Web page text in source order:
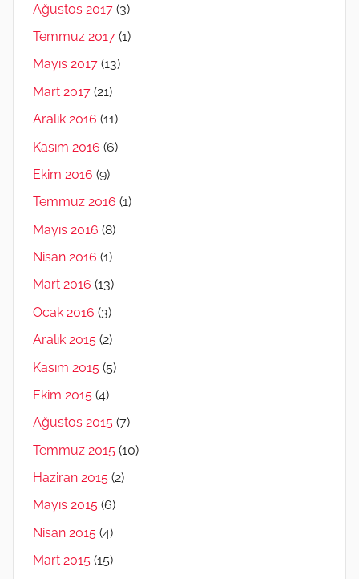
Ağustos 2017 (3)
Temmuz 2017 (1)
Mayıs 2017 (13)
Mart 2017 (21)
Aralık 2016 (11)
Kasım 2016 (6)
Ekim 2016 (9)
Temmuz 2016 (1)
Mayıs 2016 (8)
Nisan 2016 (1)
Mart 2016 (13)
Ocak 2016 (3)
Aralık 2015 (2)
Kasım 2015 (5)
Ekim 2015 (4)
Ağustos 2015 (7)
Temmuz 2015 (10)
Haziran 2015 (2)
Mayıs 2015 (6)
Nisan 2015 (4)
Mart 2015 (15)